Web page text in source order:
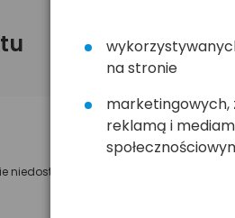
niedostępny
Powiadom
na stronie
marketingowych,
reklamą i